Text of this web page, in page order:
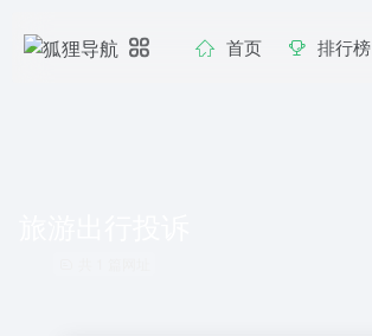
首页 排行榜